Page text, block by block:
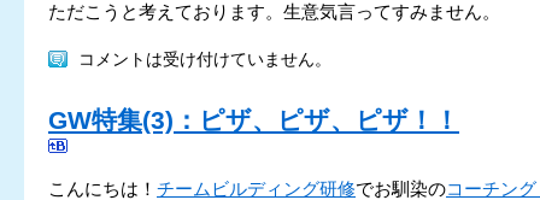
ただこうと考えております。生意気言ってすみません。
コメントは受け付けていません。
GW特集(3)：ピザ、ピザ、ピザ！！
こんにちは！ チームビルディング研修でお馴染のコーチン